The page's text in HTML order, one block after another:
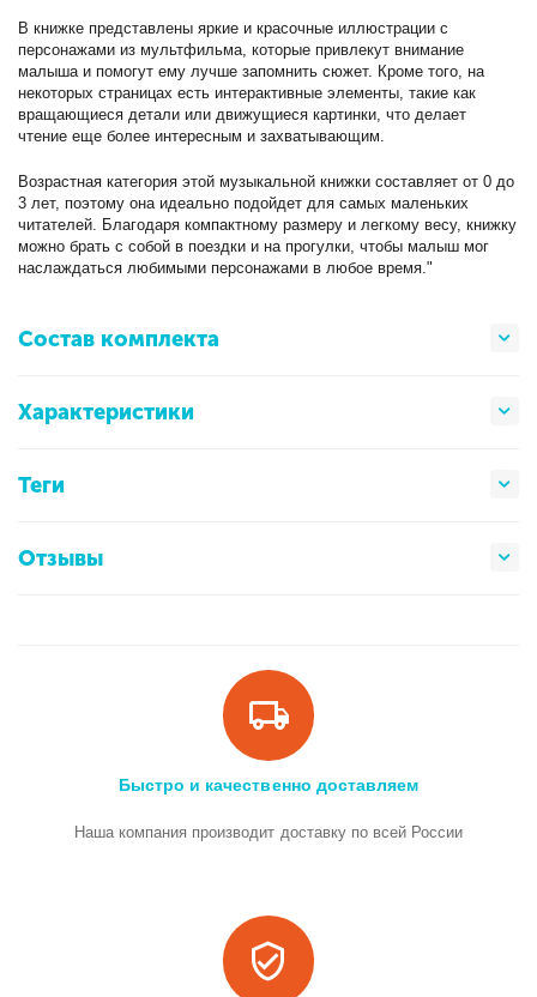
В книжке представлены яркие и красочные иллюстрации с
персонажами из мультфильма, которые привлекут внимание
малыша и помогут ему лучше запомнить сюжет. Кроме того, на
некоторых страницах есть интерактивные элементы, такие как
вращающиеся детали или движущиеся картинки, что делает
чтение еще более интересным и захватывающим.
Возрастная категория этой музыкальной книжки составляет от 0 до
3 лет, поэтому она идеально подойдет для самых маленьких
читателей. Благодаря компактному размеру и легкому весу, книжку
можно брать с собой в поездки и на прогулки, чтобы малыш мог
наслаждаться любимыми персонажами в любое время."
Состав комплекта
Характеристики
Теги
Отзывы
Быстро и качественно доставляем
Наша компания производит доставку по всей России